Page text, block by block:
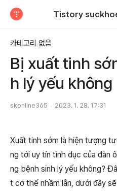
카테고리 없음
Bị xuất tinh
h lý yếu không
skonline365 2023. 1. 28. 17:31
Xuất tinh sớm là hiện tượng
ng tới uy tín tình dục của đàn
ng bệnh sinh lý yếu không?
t cơ thể nhầm lẫn, dưới đây